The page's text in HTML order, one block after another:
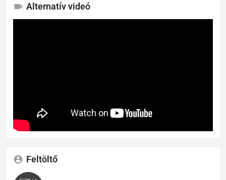
Alternatív videó
Feltöltő